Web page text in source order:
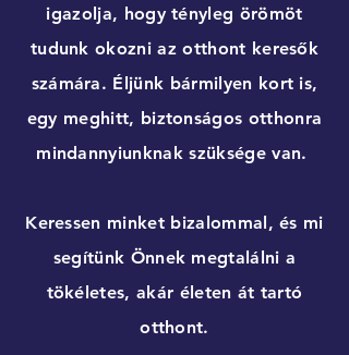
igazolja, hogy tényleg örömöt
tudunk okozni az otthont keresők
számára. Éljünk bármilyen kort is,
egy meghitt, biztonságos otthonra
mindannyiunknak szüksége van.
Keressen minket bizalommal, és mi
segítünk Önnek megtalálni a
tökéletes, akár életen át tartó
otthont.